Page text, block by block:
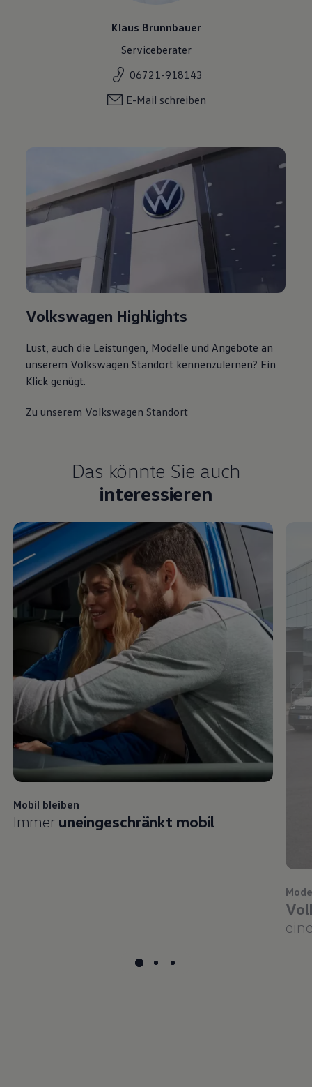
Klaus Brunnbauer
Serviceberater
06721-918143
E-Mail schreiben
Volkswagen Highlights
Lust, auch die Leistungen, Modelle und Angebote an
unserem Volkswagen Standort kennenzulernen? Ein
Klick genügt.
Zu unserem Volkswagen Standort
Das könnte Sie auch
interessieren
Mobil bleiben
Immer uneingeschränkt mobil